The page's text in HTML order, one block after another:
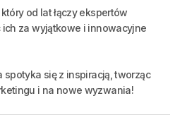
od lat łączy ekspertów
za wyjątkowe i innowacyjne
spotyka się z inspiracją, tworząc
i na nowe wyzwania!